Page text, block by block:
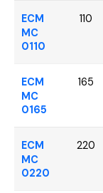
ECM
MC
0110
110
ECM
MC
0165
165
ECM
MC
0220
220